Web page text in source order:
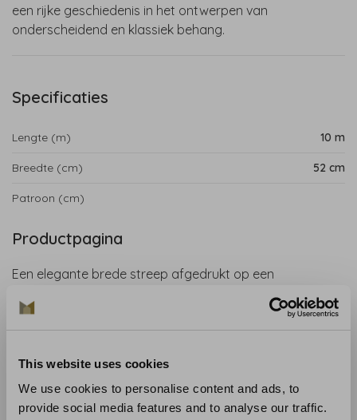
This website uses cookies
We use cookies to personalise content and ads, to
provide social media features and to analyse our traffic.
een rijke geschiedenis in het ontwerpen van
onderscheidend en klassiek behang.
Specificaties
Lengte (m) 10 m
Breedte (cm) 52 cm
Patroon (cm)
Productpagina
Een elegante brede streep afgedrukt op een
smalle contrasterende randkleur die een vleugje
formaliteit brengt.
Collectie:Mallory Stripes
Rollengte:10 m
Rolbreedte: 52 cm